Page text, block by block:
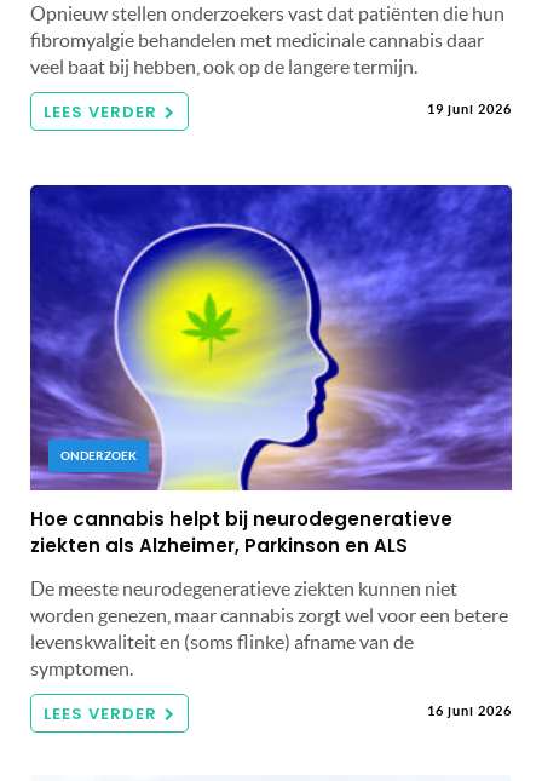
Opnieuw stellen onderzoekers vast dat patiënten die hun
fibromyalgie behandelen met medicinale cannabis daar
veel baat bij hebben, ook op de langere termijn.
LEES VERDER 19 juni 2026
ONDERZOEK
Hoe cannabis helpt bij neurodegeneratieve
ziekten als Alzheimer, Parkinson en ALS
De meeste neurodegeneratieve ziekten kunnen niet
worden genezen, maar cannabis zorgt wel voor een betere
levenskwaliteit en (soms flinke) afname van de
symptomen.
LEES VERDER 16 juni 2026